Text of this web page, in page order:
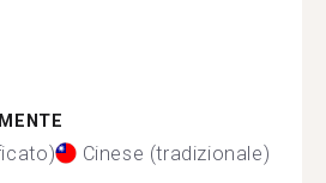
Cinese (tradizionale)